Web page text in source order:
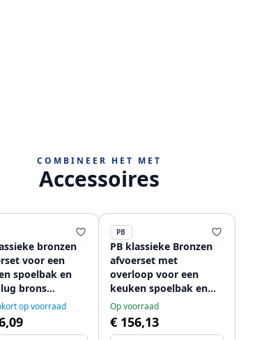
COMBINEER HET MET
Accessoires
bronzen
voor een
spoelbak en
brons
1208956475
op voorraad
PB
PB klassieke Bronzen
afvoerset met
overloop voor een
keuken spoelbak en
korfplug brons
afsluitbaar 1208956478
Op voorraad
€ 156,13